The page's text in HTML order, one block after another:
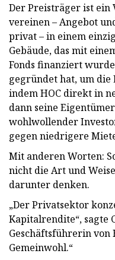
Der Preisträger ist ein
vereinen – Angebot
privat – in einem
Gebäude, das mit
Fonds finanziert
gegründet hat, um
indem HOC direkt in
dann seine
wohlwollender
gegen niedrigere
Mit anderen Worten:
nicht die Art und
darunter denken.
„Der Privatsektor
Kapitalrendite“, sagte
Geschäftsführerin von
Gemeinwohl.“